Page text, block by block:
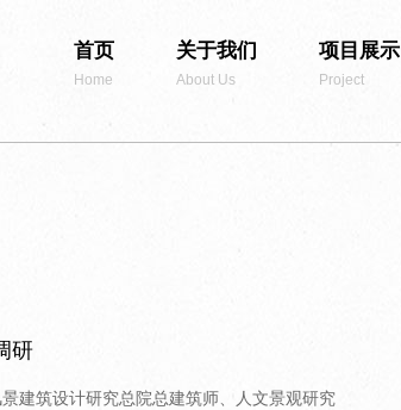
首页
Home
关于我们
About Us
项目展示
Project
研
建筑设计研究总院总建筑师、人文景观研究